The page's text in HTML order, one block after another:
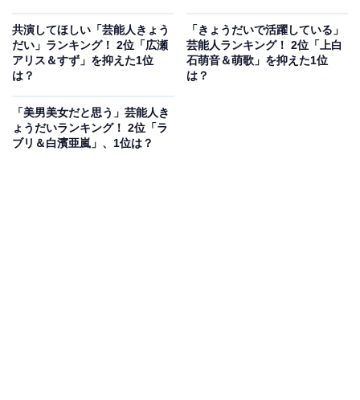
回答者コメントでは、「二人とも年齢を重ねても綺麗
（30代女性／大阪府）」「姉妹ともに上品で透明感があ
り好感さえ持てるほど（60代男性／大阪府）」「こんな
があり、仲が良い。これ以上望むことはないと思います
（40代男性／千葉県）」「どちらもおばさんといわれる
共演してほしい「芸能人きょう
だい」ランキング！ 2位「広瀬
アリス＆すず」を抑えた1位
は？
「きょうだいで活躍している」
芸能人ランキング！ 2位「上白
石萌音＆萌歌」を抑えた1位
は？
「美男美女だと思う」芸能人き
ょうだいランキング！ 2位「ラ
ブリ＆白濱亜嵐」、1位は？